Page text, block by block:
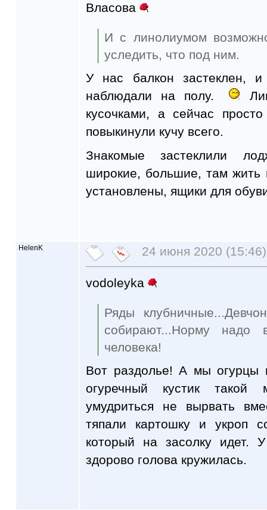
Власова
И с линолиумом
уследить, что под ним.
У нас балкон застеклен,
наблюдали на полу.
кусочками, а сейчас
повыкинули кучу всего.
Знакомые застеклили
широкие, большие, там
установлены, ящики для
HelenK 24 июня 2020 (15:46)
vodoleyka
Ряды
собирают...Норму
человека!
Вот раздолье! А мы огурцы
огуречный кустик
умудриться не вырвать
тяпали картошку и укроп
который на засолку идет.
здорово голова кружилась.